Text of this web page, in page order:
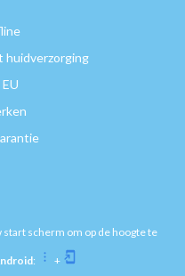
huidverzorging
start scherm om op de hoogte te
: +